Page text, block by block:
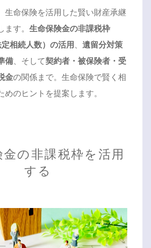
生命保険を活用した賢い財産承継
ます。 生命保険金の非課税枠
定相続人数）の活用
遺留分対策
備、そして契約者・被保険者・受
金の関係まで。生命保険で賢く相
めのヒントを提案します。
の非課税枠を活用
する